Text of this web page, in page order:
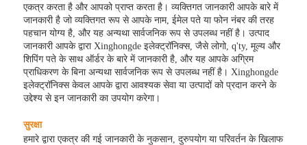
एकत्र करता है और आपको प्राप्त करता है। व्यक्तिगत जानकारी आपके बारे में
जानकारी है जो व्यक्तिगत रूप से आपके नाम, ईमेल पते या फोन नंबर की तरह
पहचान योग्य है, और यह अन्यथा सार्वजनिक रूप से उपलब्ध नहीं है। उत्पाद
जानकारी आपके द्वारा Xinghongde इलेक्ट्रॉनिक्स, जैसे लोगो, q'ty, मूल्य और
शिपिंग पते के साथ ऑर्डर के बारे में जानकारी है, और यह आपके अग्रिम
प्राधिकरण के बिना अन्यथा सार्वजनिक रूप से उपलब्ध नहीं है। Xinghongde
इलेक्ट्रॉनिक्स केवल आपके द्वारा आवश्यक सेवा या उत्पादों को प्रदान करने के
उद्देश्य से इन जानकारी का उपयोग करेगा।
सुरक्षा
हमारे द्वारा एकत्र की गई जानकारी के नुकसान, दुरुपयोग या परिवर्तन के खिलाफ